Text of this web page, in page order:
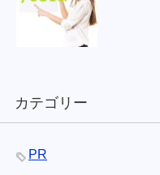
カテゴリー
PR